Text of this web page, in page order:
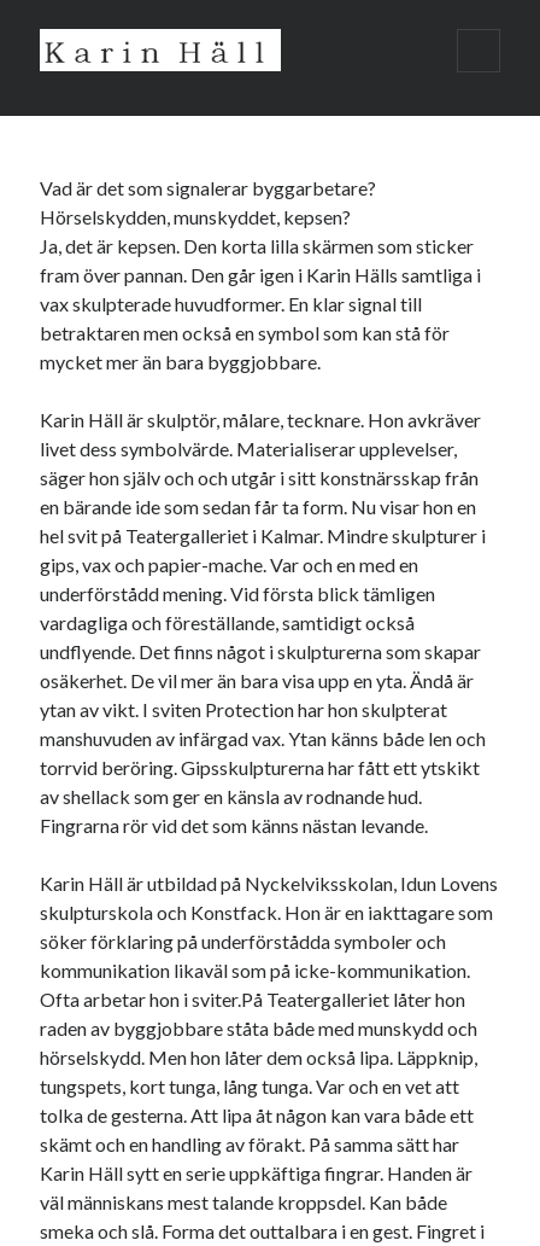
Karin
primary
Vad är det som signalerar byggarbetare?
Hörselskydden, munskyddet, kepsen?
Ja, det är kepsen. Den korta lilla skärmen som sticker
fram över pannan. Den går igen i Karin Hälls samtliga i
vax skulpterade huvudformer. En klar signal till
betraktaren men också en symbol som kan stå för
mycket mer än bara byggjobbare.
Karin Häll är skulptör, målare, tecknare. Hon avkräver
livet dess symbolvärde. Materialiserar upplevelser,
säger hon själv och och utgår i sitt konstnärsskap från
en bärande ide som sedan får ta form. Nu visar hon en
hel svit på Teatergalleriet i Kalmar. Mindre skulpturer i
gips, vax och papier-mache. Var och en med en
underförstådd mening. Vid första blick tämligen
vardagliga och föreställande, samtidigt också
undflyende. Det finns något i skulpturerna som skapar
osäkerhet. De vil mer än bara visa upp en yta. Ändå är
ytan av vikt. I sviten Protection har hon skulpterat
manshuvuden av infärgad vax. Ytan känns både len och
torrvid beröring. Gipsskulpturerna har fått ett ytskikt
av shellack som ger en känsla av rodnande hud.
Fingrarna rör vid det som känns nästan levande.
Karin Häll är utbildad på Nyckelviksskolan, Idun Lovens
skulpturskola och Konstfack. Hon är en iakttagare som
söker förklaring på underförstådda symboler och
kommunikation likaväl som på icke-kommunikation.
Ofta arbetar hon i sviter.På Teatergalleriet låter hon
raden av byggjobbare ståta både med munskydd och
hörselskydd. Men hon låter dem också lipa. Läppknip,
tungspets, kort tunga, lång tunga. Var och en vet att
tolka de gesterna. Att lipa åt någon kan vara både ett
skämt och en handling av förakt. På samma sätt har
Karin Häll sytt en serie uppkäftiga fingrar. Handen är
väl människans mest talande kroppsdel. Kan både
smeka och slå. Forma det outtalbara i en gest. Fingret i